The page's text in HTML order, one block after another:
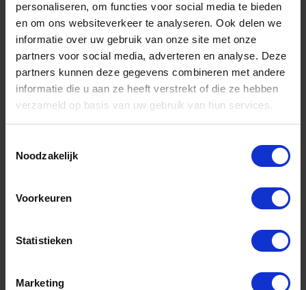
personaliseren, om functies voor social media te bieden
en om ons websiteverkeer te analyseren. Ook delen we
informatie over uw gebruik van onze site met onze
partners voor social media, adverteren en analyse. Deze
partners kunnen deze gegevens combineren met andere
informatie die u aan ze heeft verstrekt of die ze hebben
verzameld op basis van uw gebruik van hun services.
Noodzakelijk
Voorkeuren
Statistieken
Marketing
DX Voetketting lange schakel type 763
RVS316 13MM
Niet op voorraad, levertijd 1 tot meerdere werkdagen
Gtin: 8716336457952,8716336553203
Artikelnummer merk: 8000.076.313I
Prijs per Grootverpakking van 30 Meter
- +